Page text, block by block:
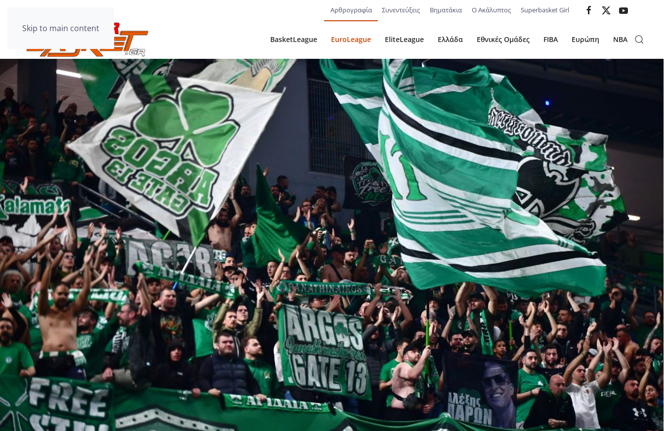
Skip to main content
Αρθρογραφία Συνεντεύξεις Βηματάκια Ο Ακάλυπτος Superbasket Girl
BasketLeague EuroLeague EliteLeague Ελλάδα Εθνικές Ομάδες FIBA Ευρώπη NBA